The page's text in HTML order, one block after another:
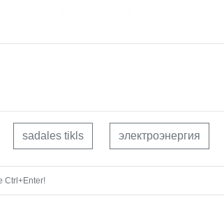
sadales tikls электроэнергия
Ctrl+Enter!